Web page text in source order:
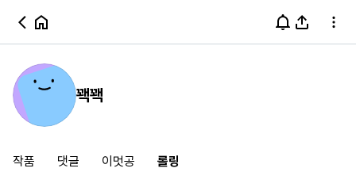
꽥꽥
작품 댓글 이멋공 롤링